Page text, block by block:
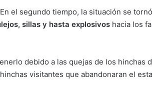
el segundo tiempo, la situación se
sillas y hasta explosivos hacia los
debido a las quejas de los hinchas
visitantes que abandonaran el